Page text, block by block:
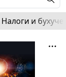
Налоги и